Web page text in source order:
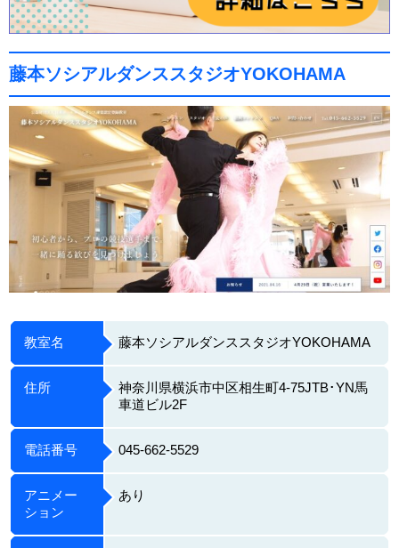
藤本ソシアルダンススタジオYOKOHAMA
教室名 藤本ソシアルダンススタジオYOKOHAMA
住所
神奈川県横浜市中区相生町4-75JTB･YN馬
車道ビル2F
電話番号 045-662-5529
アニメー
ション
あり